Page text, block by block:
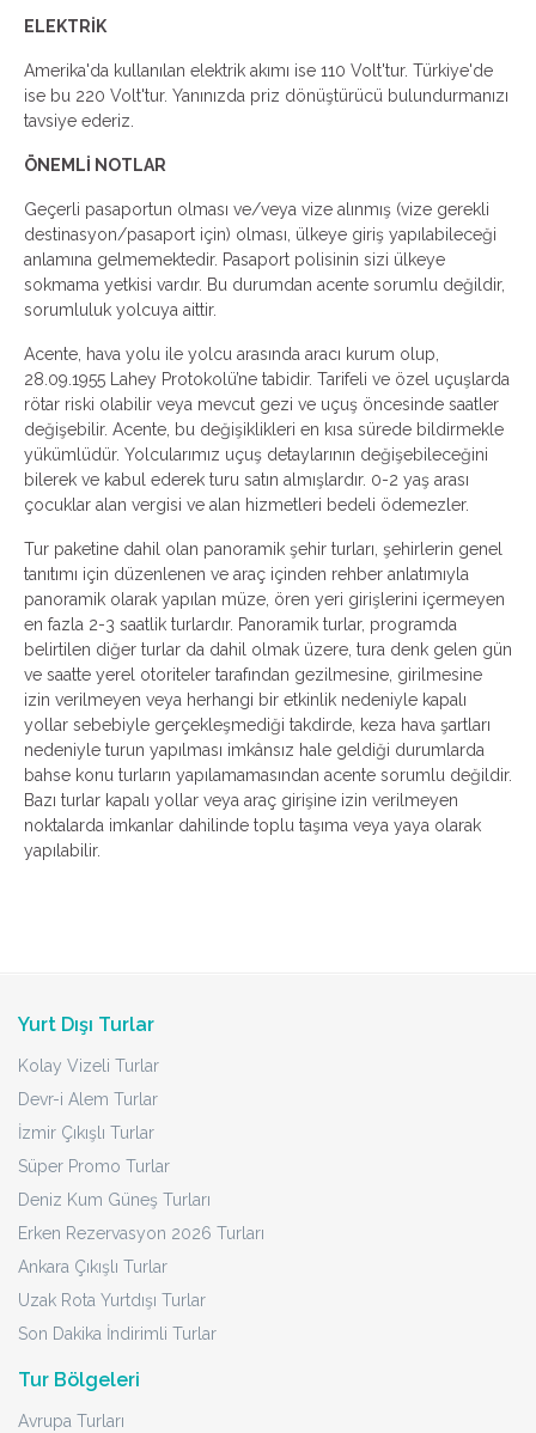
ELEKTRİK
Amerika'da kullanılan elektrik akımı ise 110 Volt'tur. Türkiye'de
ise bu 220 Volt'tur. Yanınızda priz dönüştürücü bulundurmanızı
tavsiye ederiz.
ÖNEMLİ NOTLAR
Geçerli pasaportun olması ve/veya vize alınmış (vize gerekli
destinasyon/pasaport için) olması, ülkeye giriş yapılabileceği
anlamına gelmemektedir. Pasaport polisinin sizi ülkeye
sokmama yetkisi vardır. Bu durumdan acente sorumlu değildir,
sorumluluk yolcuya aittir.
Acente, hava yolu ile yolcu arasında aracı kurum olup,
28.09.1955 Lahey Protokolü’ne tabidir. Tarifeli ve özel uçuşlarda
rötar riski olabilir veya mevcut gezi ve uçuş öncesinde saatler
değişebilir. Acente, bu değişiklikleri en kısa sürede bildirmekle
yükümlüdür. Yolcularımız uçuş detaylarının değişebileceğini
bilerek ve kabul ederek turu satın almışlardır. 0-2 yaş arası
çocuklar alan vergisi ve alan hizmetleri bedeli ödemezler.
Tur paketine dahil olan panoramik şehir turları, şehirlerin genel
tanıtımı için düzenlenen ve araç içinden rehber anlatımıyla
panoramik olarak yapılan müze, ören yeri girişlerini içermeyen
en fazla 2-3 saatlik turlardır. Panoramik turlar, programda
belirtilen diğer turlar da dahil olmak üzere, tura denk gelen gün
ve saatte yerel otoriteler tarafından gezilmesine, girilmesine
izin verilmeyen veya herhangi bir etkinlik nedeniyle kapalı
yollar sebebiyle gerçekleşmediği takdirde, keza hava şartları
nedeniyle turun yapılması imkânsız hale geldiği durumlarda
bahse konu turların yapılamamasından acente sorumlu değildir.
Bazı turlar kapalı yollar veya araç girişine izin verilmeyen
noktalarda imkanlar dahilinde toplu taşıma veya yaya olarak
yapılabilir.
Yurt Dışı Turlar
Kolay Vizeli Turlar
Devr-i Alem Turlar
İzmir Çıkışlı Turlar
Süper Promo Turlar
Deniz Kum Güneş Turları
Erken Rezervasyon 2026 Turları
Ankara Çıkışlı Turlar
Uzak Rota Yurtdışı Turlar
Son Dakika İndirimli Turlar
Tur Bölgeleri
Avrupa Turları